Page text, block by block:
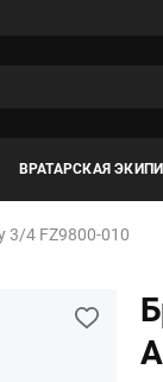
ВРАТАРСКАЯ
3/4 FZ9800-010